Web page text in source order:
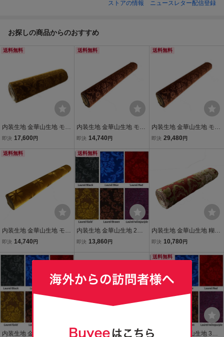
ストアの情報 ニュースレター配信登録
お探しの商品からのおすすめ
送料無料
内装生地 金華山生地 モケ
ット 糊付き生地 ローレル
ト トラック用 内張り 内装
即決 17,600 円
送料無料
内装生地 金華山生地 モケ
ット 糊付き生地 ローレル
内張り 内装 椅子 ソファー
和柄 花柄
即決 14,740 円
送料無料
内装生地 金華山生地 モケ
ット 糊付き生地 ローレル
即決 29,480 円
送料無料
内装生地 金華山生地 モケ
ット 糊付き生地 コスモス
内張り 内装 椅子 ソファー
和柄 花柄
即決 14,740 円
送料無料
内装生地 金華山生地 2ｍ
売り モケット ローレル ト
即決 13,860 円
内装生地 金華山生地 糊付
き生地 フローラル 花かご
内張り 内装 椅子 ソファー
即決 10,780 円
内装生地 金華山生地 モケ 内装生地 金華山生地 のり
送料無料
内装生地 金華山生地 3ｍ